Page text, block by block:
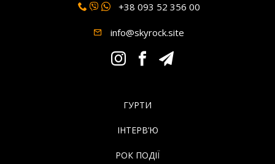
+38 093 52 356 00
info@skyrock.site
ГУРТИ
ІНТЕРВ’Ю
РОК ПОДІЇ